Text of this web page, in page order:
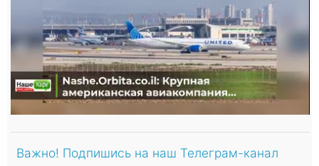
Важно! Подпишись на наш Телеграм-канал